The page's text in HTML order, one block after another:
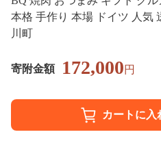
本格 手作り 本場 ドイツ 人気
川町
寄附金額 172,000円